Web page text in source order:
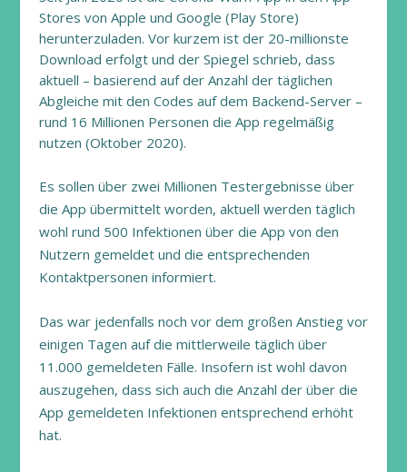
Stores von Apple und Google (Play Store)
herunterzuladen. Vor kurzem ist der 20-millionste
Download erfolgt und der Spiegel schrieb, dass
aktuell – basierend auf der Anzahl der täglichen
Abgleiche mit den Codes auf dem Backend-Server –
rund 16 Millionen Personen die App regelmäßig
nutzen (Oktober 2020).
Es sollen über zwei Millionen Testergebnisse über
die App übermittelt worden, aktuell werden täglich
wohl rund 500 Infektionen über die App von den
Nutzern gemeldet und die entsprechenden
Kontaktpersonen informiert.
Das war jedenfalls noch vor dem großen Anstieg vor
einigen Tagen auf die mittlerweile täglich über
11.000 gemeldeten Fälle. Insofern ist wohl davon
auszugehen, dass sich auch die Anzahl der über die
App gemeldeten Infektionen entsprechend erhöht
hat.